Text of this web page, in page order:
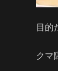
目的
クマ